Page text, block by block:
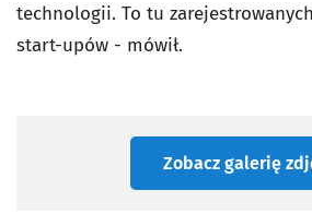
technologii. To tu
start-upów - mówił.
Zobacz galerię